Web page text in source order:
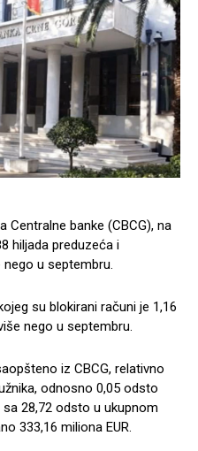
Centralne banke (CBCG), na
hiljada preduzeća i
u septembru.
su blokirani računi je 1,16
nego u septembru.
iz CBCG, relativno
odnosno 0,05 odsto
28,72 odsto u ukupnom
333,16 miliona EUR.